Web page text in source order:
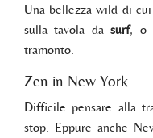
Una bellezza wild di cui
sulla tavola dasurf, o
tramonto.
Zen in New York
Difficile pensare alla
stop. Eppure anche